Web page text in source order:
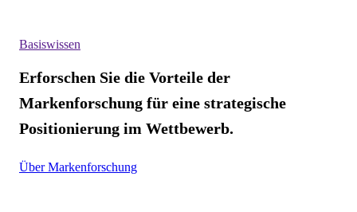
Basiswissen
Erforschen Sie die Vorteile der
Markenforschung für eine strategische
Positionierung im Wettbewerb.
Über Markenforschung